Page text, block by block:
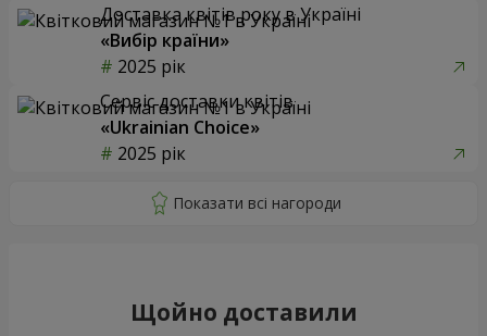
Доставка квітів року в Україні
«Вибір країни»
2025 рік
Сервіс доставки квітів
«Ukrainian Choice»
2025 рік
Щойно доставили